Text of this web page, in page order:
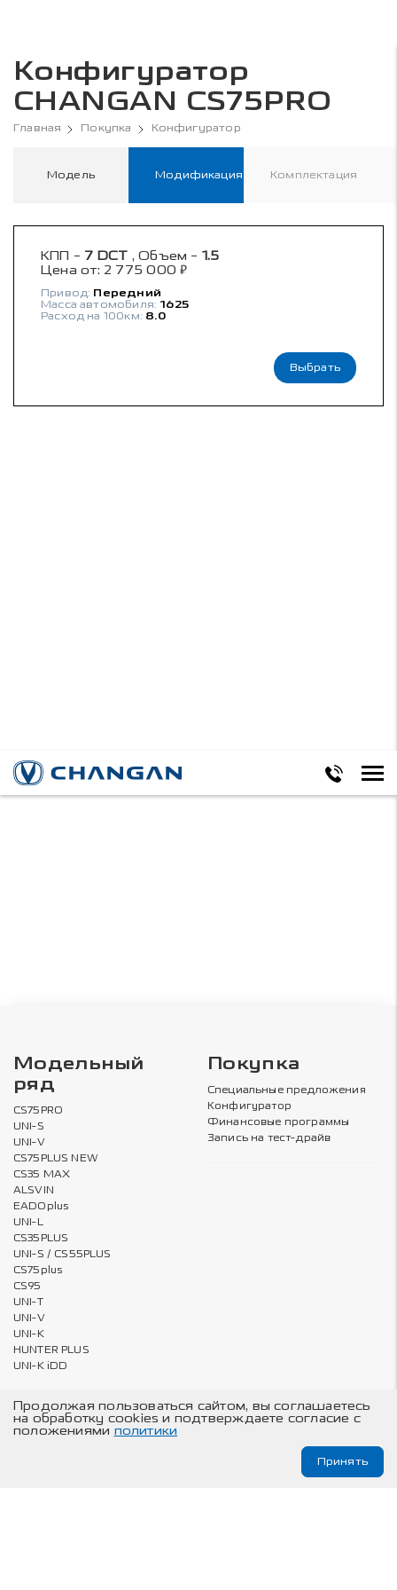
Конфигуратор
CHANGAN CS75PRO
Главная Покупка Конфигуратор
Модель Модификация Комплектация
КПП - 7 DCT , Объем - 1.5
Цена от: 2 775 000₽
Привод: Передний
Масса автомобиля: 1625
Расход на 100км: 8.0
Выбрать
Модельный
ряд
CS75PRO
UNI-S
UNI-V
CS75PLUS NEW
CS35 MAX
ALSVIN
EADOplus
UNI-L
CS35PLUS
UNI-S / CS55PLUS
CS75plus
CS95
UNI-T
UNI-V
UNI-K
HUNTER PLUS
UNI-K iDD
Покупка
Специальные предложения
Конфигуратор
Финансовые программы
Запись на тест-драйв
Владельцам О компании
Продолжая пользоваться сайтом, вы соглашаетесь
на обработку cookies и подтверждаете согласие с
положениями политики
Принять